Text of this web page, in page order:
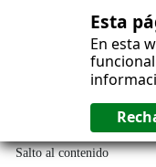
Esta
En esta
Salto al contenido